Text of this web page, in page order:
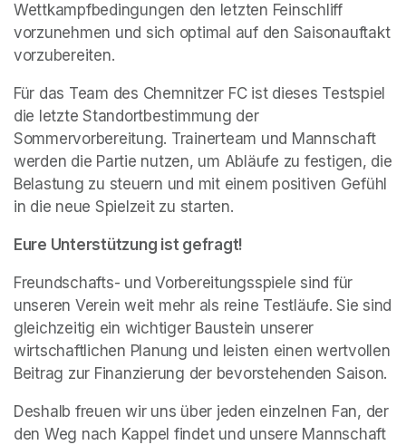
Wettkampfbedingungen den letzten Feinschliff
vorzunehmen und sich optimal auf den Saisonauftakt
vorzubereiten.
Für das Team des Chemnitzer FC ist dieses Testspiel
die letzte Standortbestimmung der
Sommervorbereitung. Trainerteam und Mannschaft
werden die Partie nutzen, um Abläufe zu festigen, die
Belastung zu steuern und mit einem positiven Gefühl
in die neue Spielzeit zu starten.
Eure Unterstützung ist gefragt!
Freundschafts- und Vorbereitungsspiele sind für
unseren Verein weit mehr als reine Testläufe. Sie sind
gleichzeitig ein wichtiger Baustein unserer
wirtschaftlichen Planung und leisten einen wertvollen
Beitrag zur Finanzierung der bevorstehenden Saison.
Deshalb freuen wir uns über jeden einzelnen Fan, der
den Weg nach Kappel findet und unsere Mannschaft